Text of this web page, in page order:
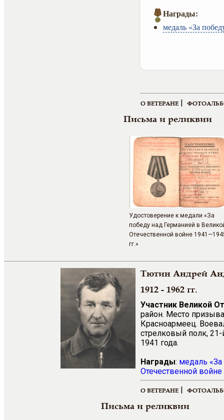
Награды:
медаль «За
О ВЕТЕРАНЕ |
Письма и реликвии
Удостоверение к медали «За
победу над Германией в
Отечественной войне
гг.»
Тютин Андрей
1912 - 1962 гг.
Участник Великой
район. Место
Красноармеец.
стрелковый полк, 21-
1941 года.
Награды: медаль «За
Отечественной войне
О ВЕТЕРАНЕ |
Письма и реликвии